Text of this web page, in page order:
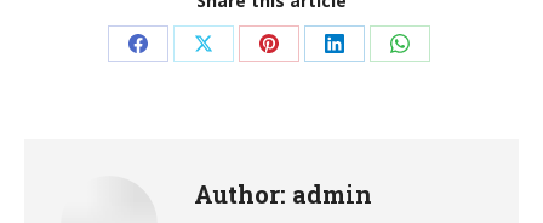
Share Share Share Share Share
Author: admin